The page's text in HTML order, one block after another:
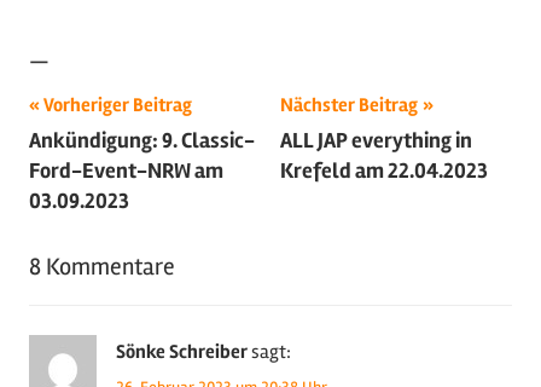
—
Schlagwörter:
2023,
Ford,
Motorsport,
Sportwagen
Beitragsnavigation
Vorheriger Beitrag
Ankündigung: 9. Classic-
Ford-Event-NRW am
03.09.2023
Nächster Beitrag
ALL JAP everything in
Krefeld am 22.04.2023
8 Kommentare
Sönke Schreibersagt: